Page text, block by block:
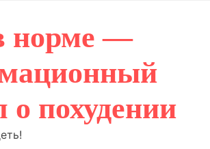
норме —
о похудении